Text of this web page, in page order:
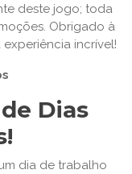
deste jogo; toda
Obrigado à
incrível!
Dias
dia de trabalho